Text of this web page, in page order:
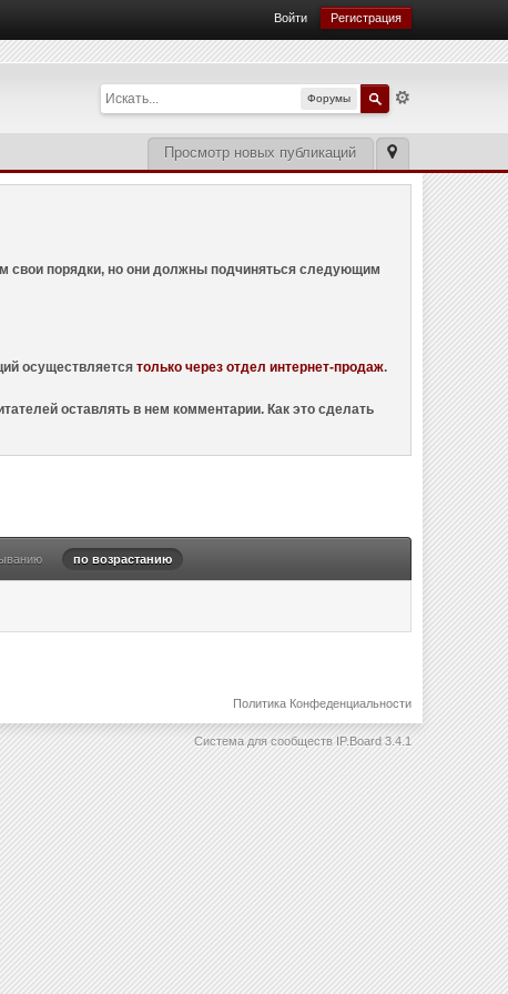
Войти Регистрация
Форумы
Просмотр новых публикаций
свои порядки, но они должны подчиняться следующим
осуществляетсятолько через отдел интернет-продаж.
оставлять в нем комментарии. Как это сделать
по возрастанию
Политика Конфеденциальности
Система для сообществ IP.Board 3.4.1